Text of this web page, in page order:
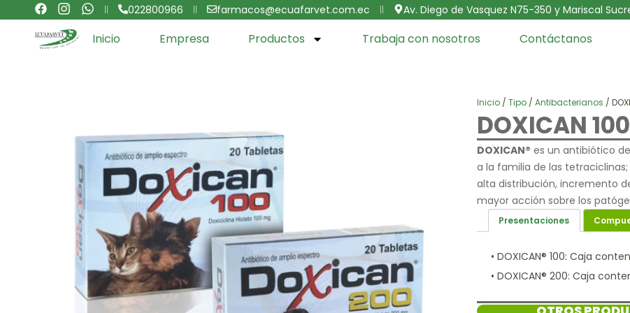
022800966 farmacos@ecuafarvet.com.ec Av. Diego de Vasquez N75-350 y Mariscal
Inicio Empresa Productos Trabaja con nosotros Contáctanos
Inicio / Tipo / Antibacterianos /
DOXICAN
DOXICAN® es un antibiótico
a la familia de las
alta distribución, incremento
mayor acción sobre los
Presentaciones
• DOXICAN® 100: Caja
• DOXICAN® 200: Caja